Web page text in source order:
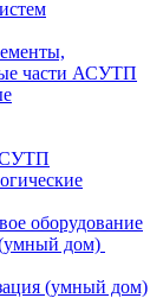
части АСУТП
оборудование
дом)
(умный дом)